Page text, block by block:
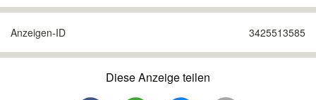
Anzeigen-ID 3425513585
Diese Anzeige teilen